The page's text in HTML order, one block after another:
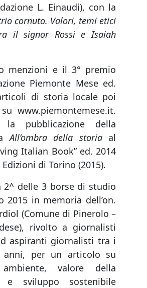
L. Einaudi), con la
cornuto. Valori, temi etici
il signor Rossi e Isaiah
menzioni e il 3° premio
Piemonte Mese ed.
di storia locale poi
www.piemontemese.it.
pubblicazione della
All’ombra della storiaal
Italian Book” ed. 2014
di Torino (2015).
2^ delle 3 borse di studio
2015 in memoria dell’on.
(Comune di Pinerolo –
rivolto a giornalisti
aspiranti giornalisti tra i
per un articolo su
valore della
e sviluppo sostenibile